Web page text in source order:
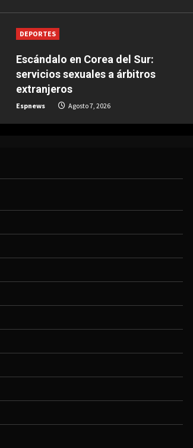
DEPORTES
Escándalo en Corea del Sur:
servicios sexuales a árbitros
extranjeros
Espnews Agosto 7, 2026